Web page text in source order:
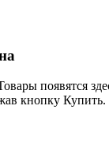
появятся
кнопку Купить.